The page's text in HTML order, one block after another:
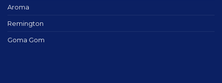
Aroma
Remington
Goma Gom